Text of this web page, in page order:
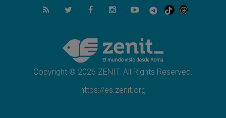
07.08.2026
Programa oficial del Viaje Apostólico del
Obispos de Ecuador: El bien de las familias
no admite premuras legislativas
Copyright © 2026 ZENIT. All Rights Reserved.
https://es.zenit.org